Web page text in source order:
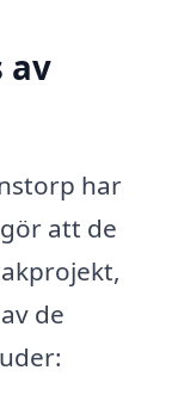
av
har
att de
de